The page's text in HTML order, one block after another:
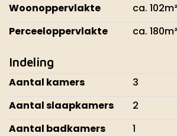
Woonoppervlakte
ca. 102m²
Perceeloppervlakte
ca. 180m²
Indeling
Aantal kamers
3
Aantal slaapkamers
2
Aantal badkamers
1